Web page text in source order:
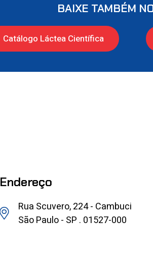
BAIXE TAMBÉM
Catálogo Láctea Científica
Endereço
Rua Scuvero, 224 - Cambuci
São Paulo - SP . 01527-000